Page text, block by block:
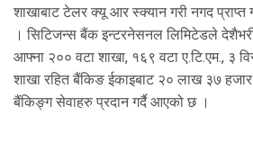
शाखाबाट टेलर क्यू आर स्क्यान गरी नगद
। सिटिजन्स बैंक इन्टरनेसनल लिमिटेडले
आफ्ना २०० वटा शाखा, १६९ वटा ए.टि.एम., ३
शाखा रहित बैंकिङ ईकाइबाट २० लाख ३७
बैंकिङ्ग सेवाहरु प्रदान गर्दै आएको छ ।